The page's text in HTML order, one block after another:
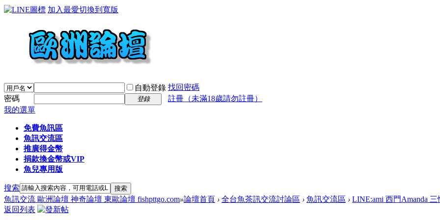
加入最愛切換到寬版
自動登錄 找回密碼
密碼
登錄
註冊（未滿18歲請勿註冊）
我的選單
免費魚訊區
魚訊交流區
推廣得金幣
捐款換金幣或VIP
魚兒專用版
搜索 搜索
魚訊交流 歐洲論壇 神奇論壇 東歐論壇 fishpttgo.com»論壇首頁 › 全台魚茶訊交流討論區 › 魚訊交流區 › LINE:ami 西門Amanda
返回列表